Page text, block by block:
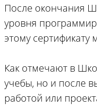
После окончания
уровня
этому сертификату
Как отмечают в
учебы, но и после
работой или